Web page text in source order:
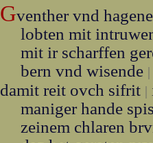
Gventher vnd
lobten mit
mit ir scharffen
bern vnd wisende |
damit reit ovch sifrit |
maniger hande
zeinem chlaren